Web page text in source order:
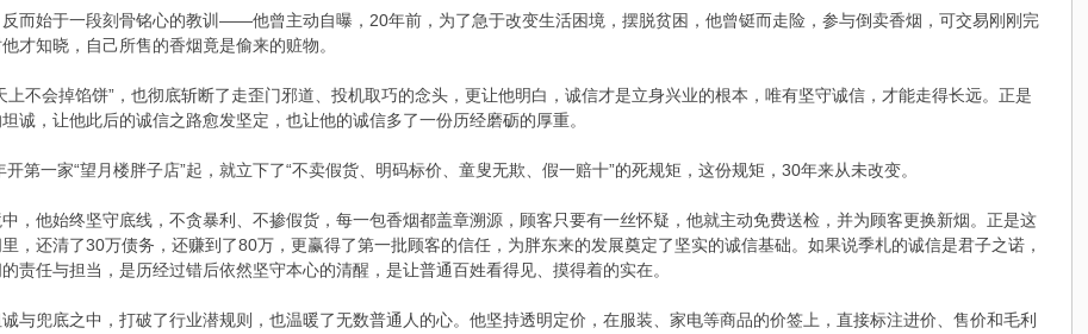
而始于一段刻骨铭心的教训——他曾主动自曝，20年前，为了急于改变生活困境，摆脱贫困，他曾铤而走险，参与倒卖香烟，可交易刚刚完
才知晓，自己所售的香烟竟是偷来的赃物。
上不会掉馅饼”，也彻底斩断了走歪门邪道、投机取巧的念头，更让他明白，诚信才是立身兴业的根本，唯有坚守诚信，才能走得长远。正是
诚，让他此后的诚信之路愈发坚定，也让他的诚信多了一份历经磨砺的厚重。
第一家“望月楼胖子店”起，就立下了“不卖假货、明码标价、童叟无欺、假一赔十”的死规矩，这份规矩，30年来从未改变。
，他始终坚守底线，不贪暴利、不掺假货，每一包香烟都盖章溯源，顾客只要有一丝怀疑，他就主动免费送检，并为顾客更换新烟。正是这
，还清了30万债务，还赚到了80万，更赢得了第一批顾客的信任，为胖东来的发展奠定了坚实的诚信基础。如果说季札的诚信是君子之诺，
责任与担当，是历经过错后依然坚守本心的清醒，是让普通百姓看得见、摸得着的实在。
与兜底之中，打破了行业潜规则，也温暖了无数普通人的心。他坚持透明定价，在服装、家电等商品的价签上，直接标注进价、售价和毛利